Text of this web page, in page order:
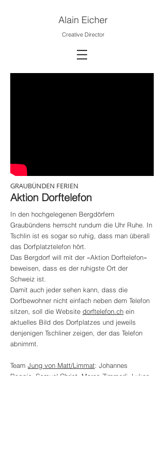
Alain Eicher
Creative Director
GRAUBÜNDEN FERIEN
Aktion Dorftelefon
In den hochgelegenen Bergdörfern
Graubündens herrscht rundum die Uhr Ruhe. In
Tschlin ist es sogar so ruhig, dass man überall
das Dorfplatztelefon hört.
Das Bergdorf will mit der «Aktion Dorftelefon»
beweisen, dass es der ruhigste Ort der
Schweiz ist.
Damit auch jeder sehen kann, dass die
Dorfbewohner nicht einfach neben dem Telefon
sitzen, soll die Website dorftelefon.ch ein
aktuelles Bild des Dorfplatzes und jeweils
denjenigen Tschliner zeigen, der das Telefon
abnimmt.
Team Jung von Matt/Limmat: Johannes
Raggio, Samuel Christ, Marco Zimmerli, Lukas